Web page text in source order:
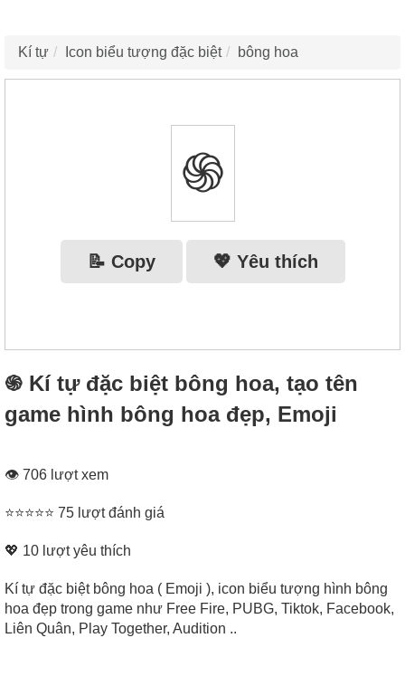
Kí tự Icon biểu tượng đặc biệt bông hoa
֍
📝 Copy 💖 Yêu thích
֍ Kí tự đặc biệt bông hoa, tạo tên
game hình bông hoa đẹp, Emoji
👁 706 lượt xem
⭐⭐⭐⭐⭐ 75 lượt đánh giá
💖 10 lượt yêu thích
Kí tự đặc biệt bông hoa ( Emoji ), icon biểu tượng hình bông
hoa đẹp trong game như Free Fire, PUBG, Tiktok, Facebook,
Liên Quân, Play Together, Audition ..